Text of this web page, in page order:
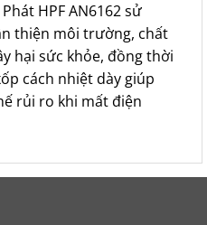
HPF AN6162 sử
thiện môi trường, chất
hại sức khỏe, đồng thời
cách nhiệt dày giúp
rủi ro khi mất điện